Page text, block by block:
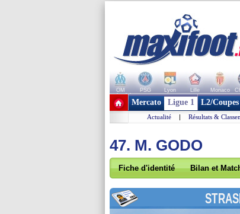
OM PSG Lyon Lille Monaco
+ de clubs
Mercato Ligue 1 L2/Coupes
Actualité | Résultats &
47. M. GODO
Fiche d'identité Bilan et